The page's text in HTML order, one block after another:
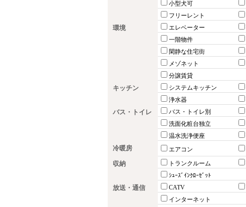
小型犬可
フリーレント
環境 エレベーター
一階物件
閑静な住宅街
メゾネット
分譲賃貸
キッチン システムキッチン
浄水器
バス・トイレ バス・トイレ別
洗面化粧台独立
温水洗浄便座
冷暖房 エアコン
収納 トランクルーム
ｼｭｰｽﾞｲﾝｸﾛｰｾﾞｯﾄ
放送・通信 CATV
インターネット